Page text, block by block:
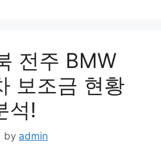
전주 BMW
보조금 현황
석!
by admin